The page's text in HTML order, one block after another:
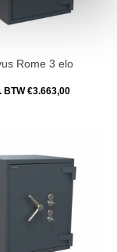
Rome 3 elo
BTW €3.663,00